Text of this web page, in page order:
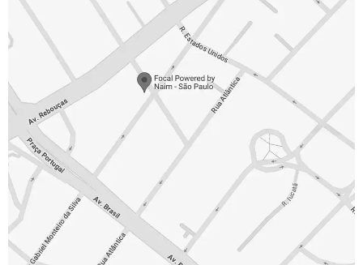
Paulista, São Paulo/SP
sdsweoxxx
(11) 2136-0600
10:00 – 19:00
Ter. :10:00 – 19:00
Qua. :10:00 – 19:00
Qui. :
10:00 – 19:00
Sex. :10:00 – 19:00
Sáb. :10:00 – 14:00
CONSUMIDOR
ARQUITETO / DESIGNER